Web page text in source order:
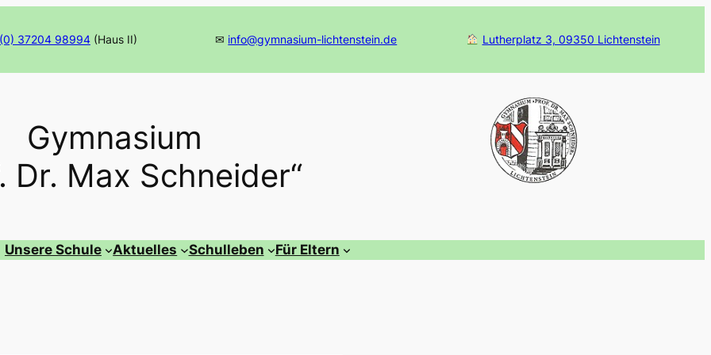
37204 98994(Haus II) ✉ info@gymnasium-lichtenstein.de Lutherplatz 3, 09350 Lichtenstein
Gymnasium
Dr. Max Schneider“
Unsere Schule Aktuelles Schulleben Für Eltern